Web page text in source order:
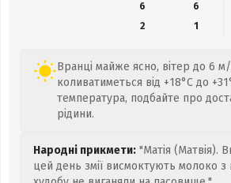
6
6
2
1
Вранці майже ясно, вітер до 6
коливатиметься від +18°C до
температура, подбайте про
рідини.
Народні прикмети: "Матія (Матвія).
цей день змії висмоктують молоко з